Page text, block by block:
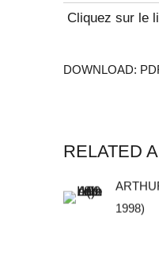
Cliquez sur le
DOWNLOAD:
RELATED
1998)